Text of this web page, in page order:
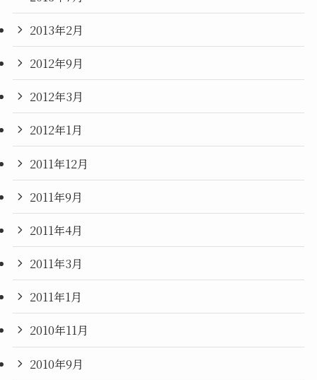
2013年2月
2012年9月
2012年3月
2012年1月
2011年12月
2011年9月
2011年4月
2011年3月
2011年1月
2010年11月
2010年9月